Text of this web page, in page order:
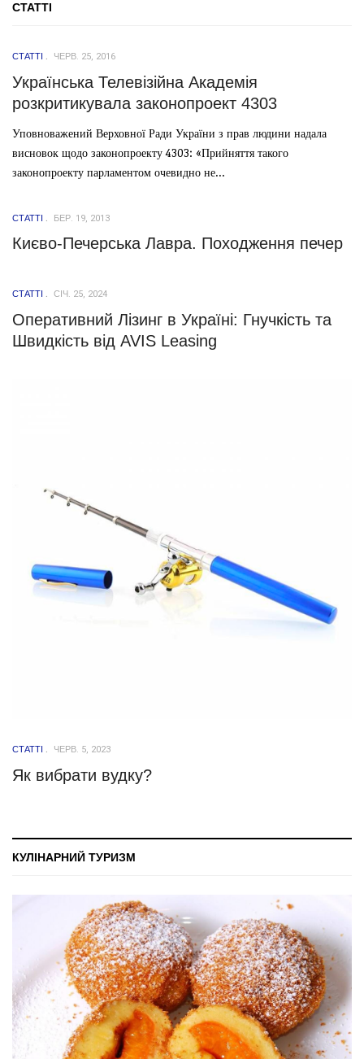
СТАТТІ
СТАТТІ ЧЕРВ. 25, 2016
Українська Телевізійна Академія
розкритикувала законопроект 4303
Уповноважений Верховної Ради України з прав людини надала
висновок щодо законопроекту 4303: «Прийняття такого
законопроекту парламентом очевидно не...
СТАТТІ БЕР. 19, 2013
Києво-Печерська Лавра. Походження печер
СТАТТІ СІЧ. 25, 2024
Оперативний Лізинг в Україні: Гнучкість та
Швидкість від AVIS Leasing
СТАТТІ ЧЕРВ. 5, 2023
Як вибрати вудку?
КУЛІНАРНИЙ ТУРИЗМ